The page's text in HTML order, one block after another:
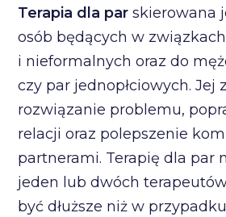
Terapia dla parskierowana
osób będących w
i nieformalnych oraz do
czy par jednopłciowych. Jej
rozwiązanie problemu,
relacji oraz polepszenie
partnerami. Terapię dla par
jeden lub dwóch
być dłuższe niż w